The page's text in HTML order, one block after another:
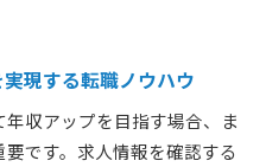
現する転職ノウハウ
収アップを目指す場合、ま
です。求人情報を確認する